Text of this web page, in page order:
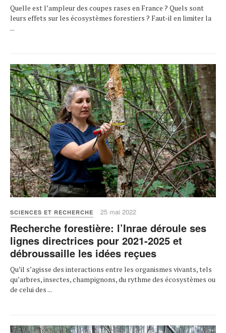
Quelle est l’ampleur des coupes rases en France ? Quels sont
leurs effets sur les écosystèmes forestiers ? Faut-il en limiter la
...
SCIENCES ET RECHERCHE 25 mai 2022
Recherche forestière: l’Inrae déroule ses
lignes directrices pour 2021-2025 et
débroussaille les idées reçues
Qu’il s’agisse des interactions entre les organismes vivants, tels
qu’arbres, insectes, champignons, du rythme des écosystèmes ou
de celui des ...